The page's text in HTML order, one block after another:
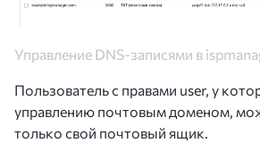
Управление DNS-записями в
Пользователь с правами user, у
управлению почтовым доменом,
только свой почтовый ящик.